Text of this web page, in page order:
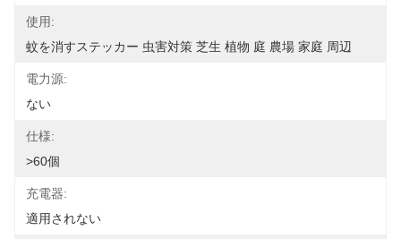
使用:
蚊を消すステッカー 虫害対策 芝生 植物 庭 農場 家庭 周辺
電力源:
ない
仕様:
>60個
充電器:
適用されない